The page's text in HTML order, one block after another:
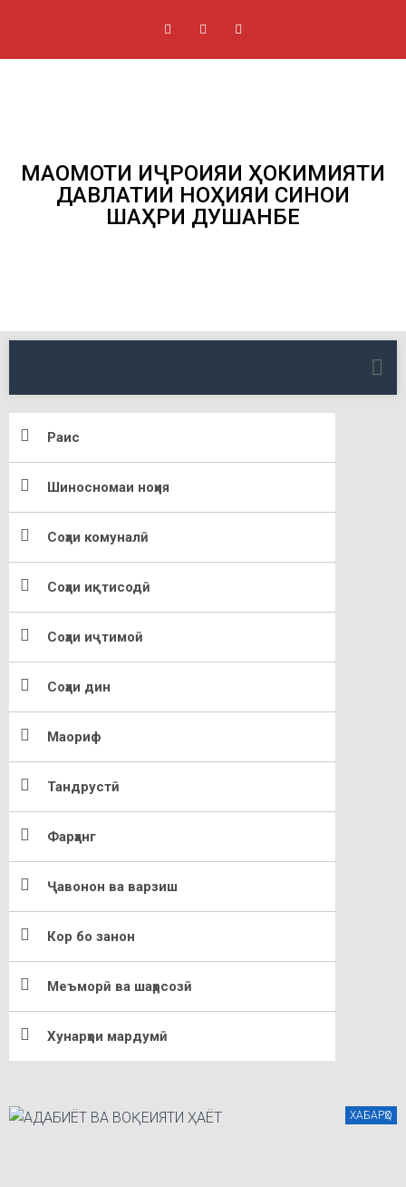
МАҚОМОТИ ИҶРОИЯИ ҲОКИМИЯТИ
ДАВЛАТИИ НОҲИЯИ СИНОИ
ШАҲРИ ДУШАНБЕ
Раис
Шиносномаи ноҳия
Соҳаи комуналӣ
Соҳаи иқтисодӣ
Соҳаи иҷтимоӣ
Соҳаи дин
Маориф
Тандрустӣ
Фарҳанг
Ҷавонон ва варзиш
Кор бо занон
Меъморӣ ва шаҳрсозӣ
Хунарҳои мардумӣ
ХАБАРҲО